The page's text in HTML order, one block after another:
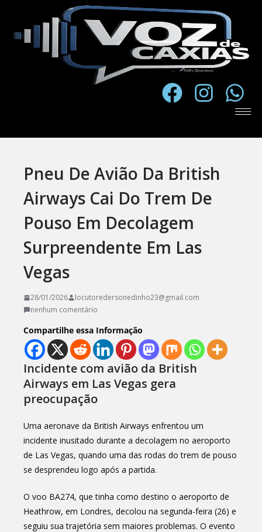
Pneu De Avião Da British
Airways Cai Do Trem De
Pouso Em Decolagem
Surpreendente Em Las
Vegas
28/01/2026
locutoredersonedinho23@gmail.com
nenhum comentário
Compartilhe essa Informação
Incidente com avião da British
Airways em Las Vegas gera
preocupação
Uma aeronave da British Airways enfrentou um
incidente inusitado durante a decolagem no aeroporto
de Las Vegas, quando uma das rodas do trem de pouso
se desprendeu logo após a partida.
O voo BA274, que tinha como destino o aeroporto de
Heathrow, em Londres, decolou na segunda-feira (26) e
seguiu sua trajetória sem maiores problemas. O evento